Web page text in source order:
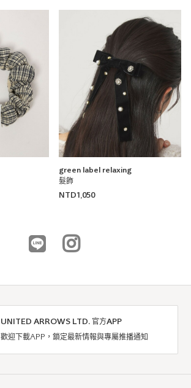
green label relaxing
髮飾
NTD1,050
UNITED ARROWS LTD. 官方APP
歡迎下載APP，鎖定最新情報與專屬推播通知